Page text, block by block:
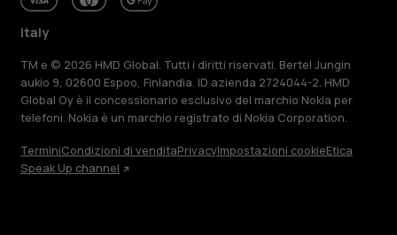
Italy
TM e © 2026 HMD Global. Tutti i diritti riservati. Bertel Jungin
aukio 9, 02600 Espoo, Finlandia. ID azienda 2724044-2. HMD
Global Oy è il concessionario esclusivo del marchio Nokia per
telefoni. Nokia è un marchio registrato di Nokia Corporation.
TerminiCondizioni di venditaPrivacyImpostazioni cookieEtica
Speak Up channel